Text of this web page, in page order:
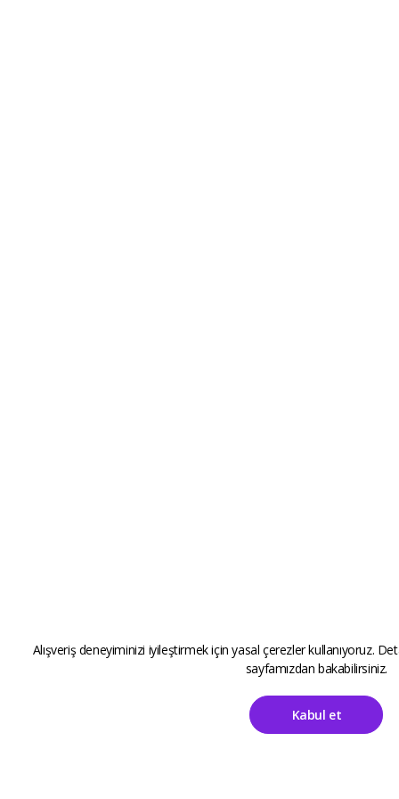
Alışveriş deneyiminizi iyileştirmek için yasal çerezler kullanıyoruz.
sayfamızdan bakabilirsiniz.
Kabul et